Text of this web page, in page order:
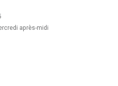
après-midi